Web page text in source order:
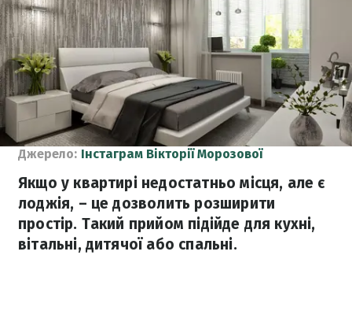
Джерело: Інстаграм Вікторії Морозової
Якщо у квартирі недостатньо місця, але є
лоджія, – це дозволить розширити
простір. Такий прийом підійде для кухні,
вітальні, дитячої або спальні.